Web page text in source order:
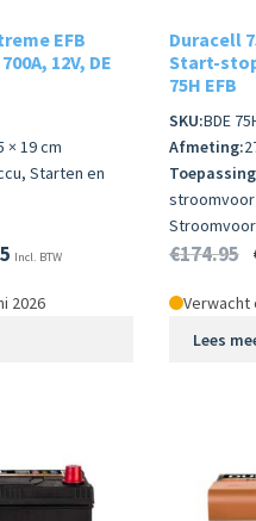
EFB
12V, DE
× 19 cm
Starten en
Incl. BTW
2026
Duracell
Start-stop
75H EFB
SKU:BDE
Afmeting:
€174.95
Verwacht
Lees